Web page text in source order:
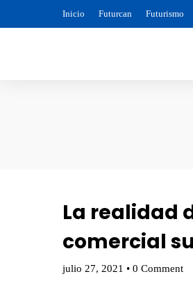
Inicio Futurcan Futurismo
La realidad
comercial
julio 27, 2021 • 0 Comment